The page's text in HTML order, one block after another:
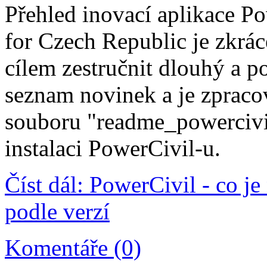
Přehled inovací aplikace
for Czech Republic je
cílem zestručnit dlouhý a
seznam novinek a je
souboru
instalaci PowerCivil-u.
Číst dál: PowerCivil - co je
podle verzí
Komentáře (0)